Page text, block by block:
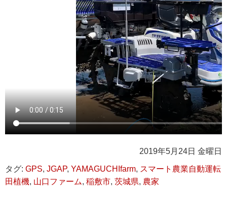
2019年5月24日 金曜日
タグ: GPS, JGAP, YAMAGUCHIfarm, スマート農業自動運転
田植機, 山口ファーム, 稲敷市, 茨城県, 農家